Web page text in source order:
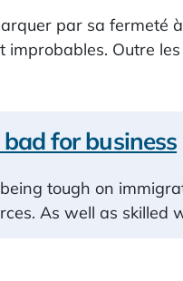
par sa fermeté
Outre
for business
tough on
As well as skilled